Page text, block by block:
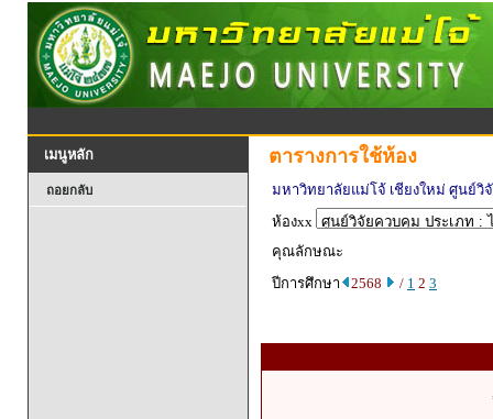
เมนูหลัก
ถอยกลับ
ตารางการใช้ห้อง
มหาวิทยาลัยแม่โจ้ เชียงใหม่ ศูนย์
ห้องxx
คุณลักษณะ
ปีการศึกษา
2568 / 1 2 3